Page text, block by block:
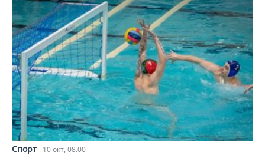
Спорт 10 окт, 08:00